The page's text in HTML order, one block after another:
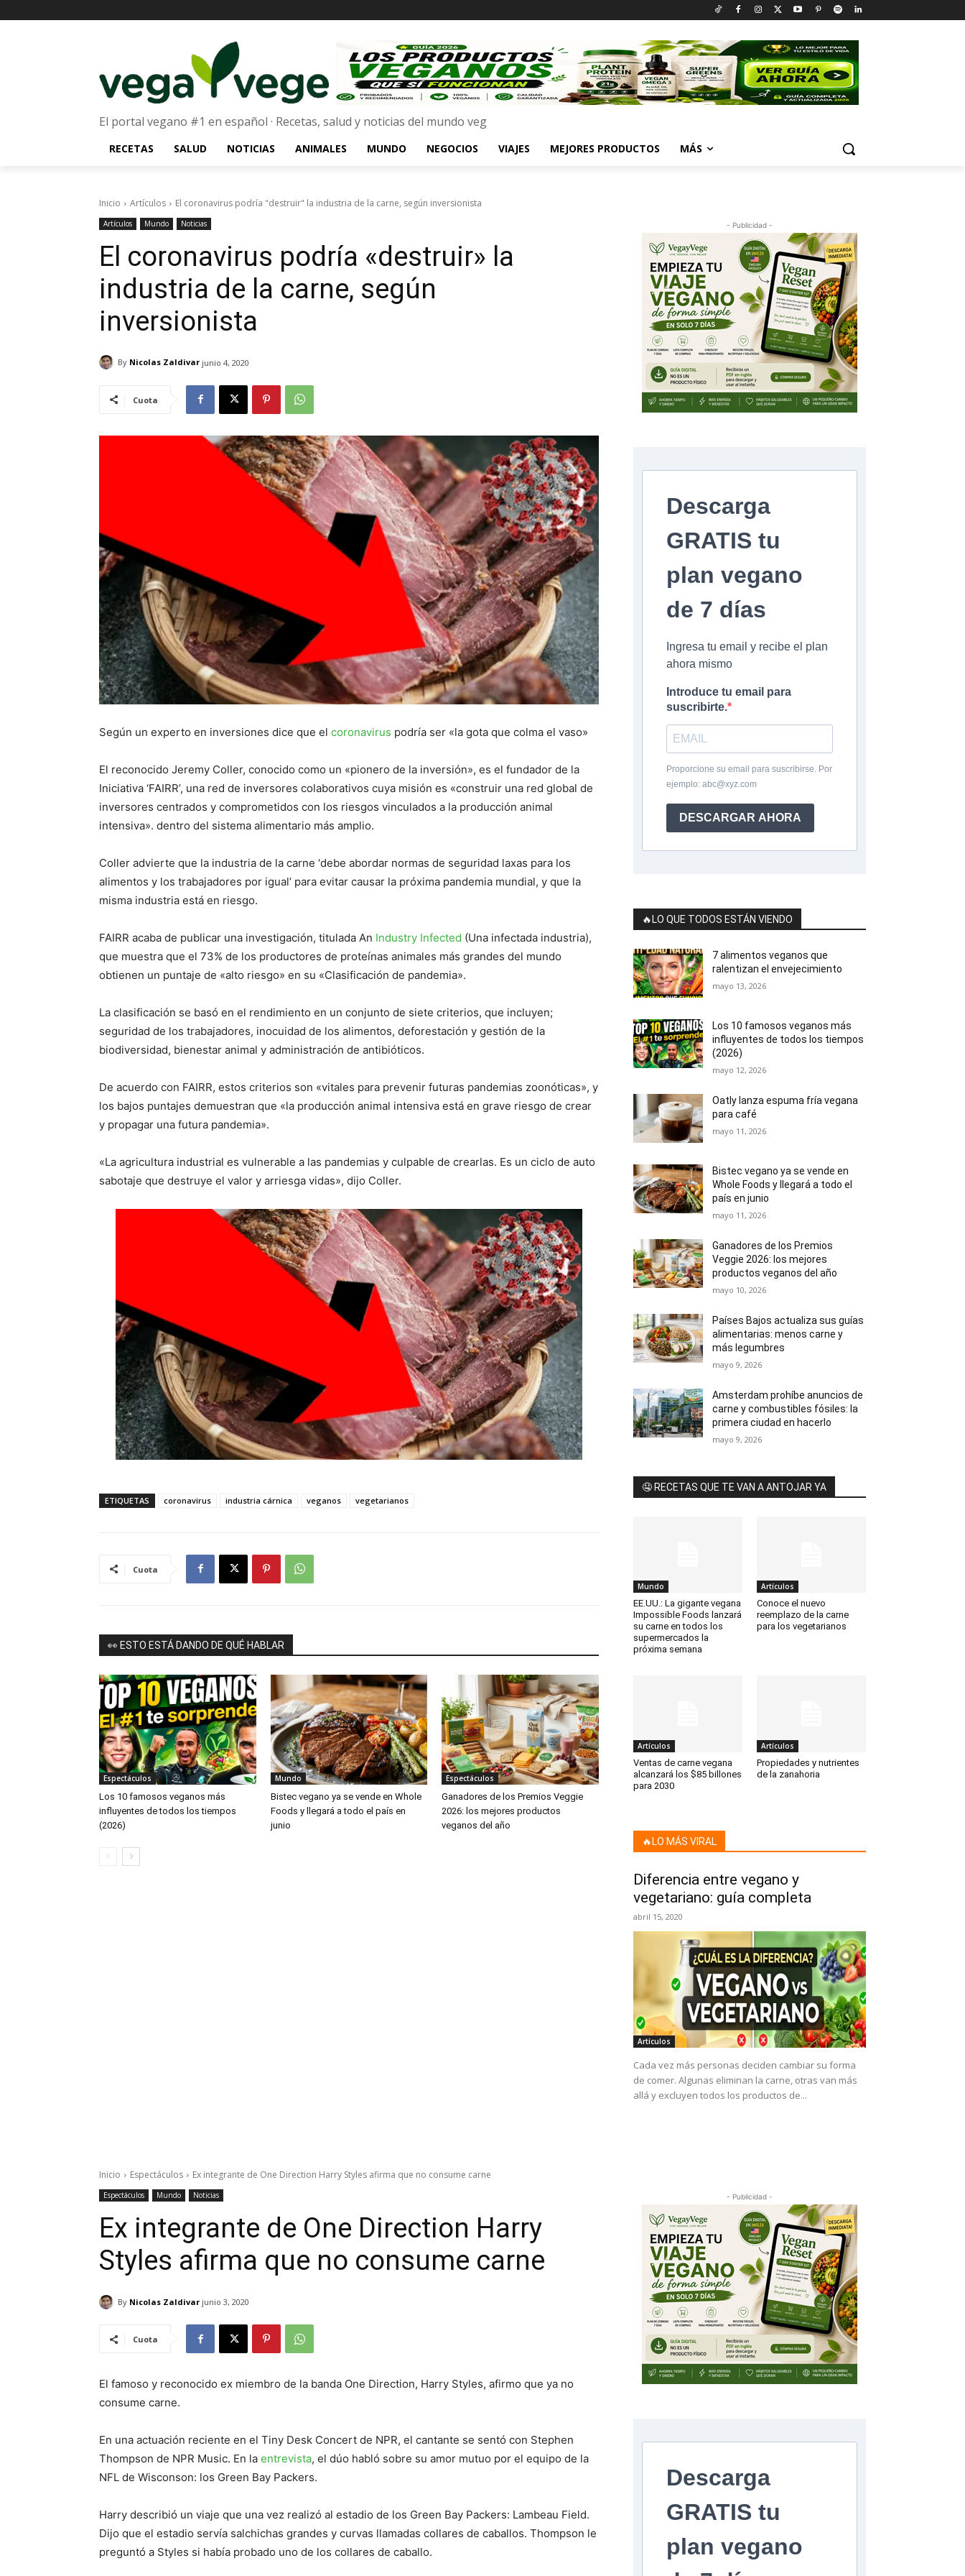
El portal vegano #1 en español · Recetas, salud y noticias del mundo veg
RECETAS SALUD NOTICIAS ANIMALES MUNDO NEGOCIOS VIAJES MEJORES PRODUCTOS MÁS
Inicio Artículos El coronavirus podría "destruir" la industria de la carne, según inversionista
Artículos Mundo Noticias
El coronavirus podría «destruir» la
industria de la carne, según
inversionista
By Nicolas Zaldivar junio 4, 2020
Cuota
Según un experto en inversiones dice que el coronavirus podría ser «la gota que colma el vaso»
El reconocido Jeremy Coller, conocido como un «pionero de la inversión», es el fundador de la
Iniciativa ‘FAIRR’, una red de inversores colaborativos cuya misión es «construir una red global de
inversores centrados y comprometidos con los riesgos vinculados a la producción animal
intensiva». dentro del sistema alimentario más amplio.
Coller advierte que la industria de la carne ‘debe abordar normas de seguridad laxas para los
alimentos y los trabajadores por igual’ para evitar causar la próxima pandemia mundial, y que la
misma industria está en riesgo.
FAIRR acaba de publicar una investigación, titulada An Industry Infected (Una infectada industria),
que muestra que el 73% de los productores de proteínas animales más grandes del mundo
obtienen un puntaje de «alto riesgo» en su «Clasificación de pandemia».
La clasificación se basó en el rendimiento en un conjunto de siete criterios, que incluyen;
seguridad de los trabajadores, inocuidad de los alimentos, deforestación y gestión de la
biodiversidad, bienestar animal y administración de antibióticos.
De acuerdo con FAIRR, estos criterios son «vitales para prevenir futuras pandemias zoonóticas», y
los bajos puntajes demuestran que «la producción animal intensiva está en grave riesgo de crear
y propagar una futura pandemia».
«La agricultura industrial es vulnerable a las pandemias y culpable de crearlas. Es un ciclo de auto
sabotaje que destruye el valor y arriesga vidas», dijo Coller.
ETIQUETAS coronavirus industria cárnica veganos vegetarianos
Cuota
👀 ESTO ESTÁ DANDO DE QUÉ HABLAR
Espectáculos
Los 10 famosos veganos más
influyentes de todos los tiempos
(2026)
Mundo
Bistec vegano ya se vende en Whole
Foods y llegará a todo el país en
junio
Espectáculos
Ganadores de los Premios Veggie
2026: los mejores productos
veganos del año
- Publicidad -
Descarga
GRATIS tu
plan vegano
de 7 días
Ingresa tu email y recibe el plan
ahora mismo
Introduce tu email para
suscribirte.
Proporcione su email para suscribirse. Por
ejemplo: abc@xyz.com
DESCARGAR AHORA
🔥LO QUE TODOS ESTÁN VIENDO
7 alimentos veganos que
ralentizan el envejecimiento
mayo 13, 2026
Los 10 famosos veganos más
influyentes de todos los tiempos
(2026)
mayo 12, 2026
Oatly lanza espuma fría vegana
para café
mayo 11, 2026
Bistec vegano ya se vende en
Whole Foods y llegará a todo el
país en junio
mayo 11, 2026
Ganadores de los Premios
Veggie 2026: los mejores
productos veganos del año
mayo 10, 2026
Países Bajos actualiza sus guías
alimentarias: menos carne y
más legumbres
mayo 9, 2026
Amsterdam prohíbe anuncios de
carne y combustibles fósiles: la
primera ciudad en hacerlo
mayo 9, 2026
🤤 RECETAS QUE TE VAN A ANTOJAR YA
Mundo
EE.UU.: La gigante vegana
Impossible Foods lanzará
su carne en todos los
supermercados la
próxima semana
Artículos
Conoce el nuevo
reemplazo de la carne
para los vegetarianos
Artículos
Ventas de carne vegana
alcanzará los $85 billones
para 2030
Artículos
Propiedades y nutrientes
de la zanahoria
🔥LO MÁS VIRAL
Diferencia entre vegano y
vegetariano: guía completa
abril 15, 2020
Artículos
Cada vez más personas deciden cambiar su forma
de comer. Algunas eliminan la carne, otras van más
allá y excluyen todos los productos de...